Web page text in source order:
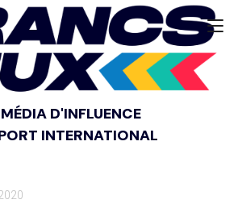
D'INFLUENCE
INTERNATIONAL